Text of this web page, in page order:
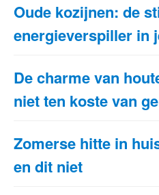
Oude kozijnen: de
energieverspiller in
De charme van
niet ten koste van
Zomerse hitte in
en dit niet